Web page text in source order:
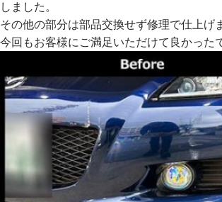
しました。
その他の部分は部品交換せず修理で仕上げ
今回もお客様にご満足いただけて良かった